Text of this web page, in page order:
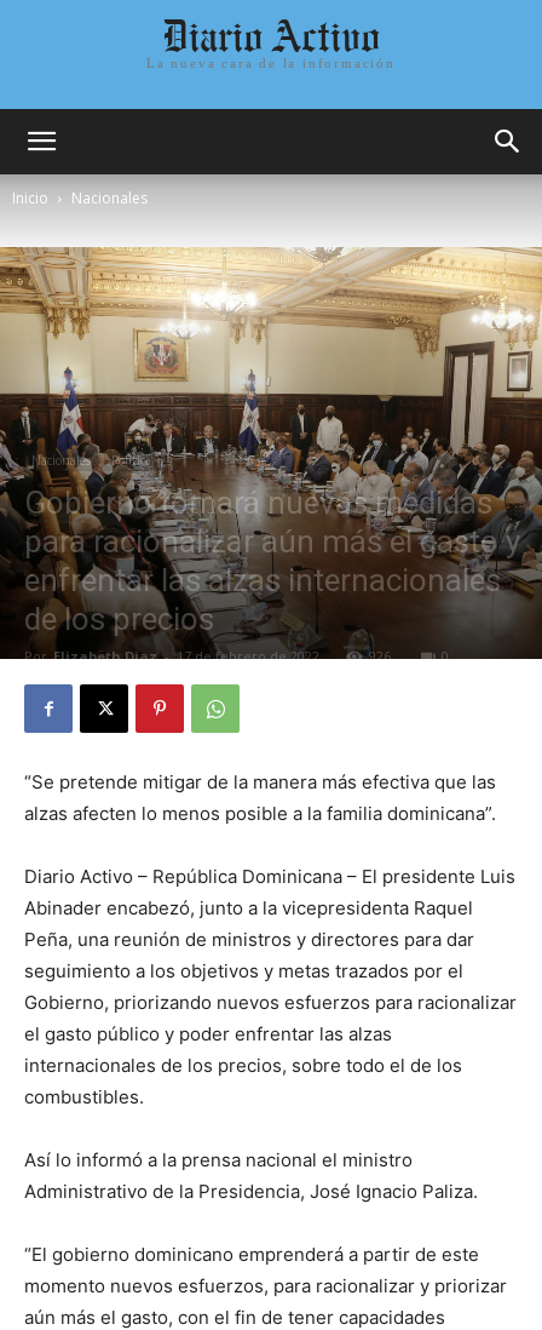
Diario Activo
La nueva cara de la información
Inicio Nacionales
Nacionales Politica
Gobierno tomará nuevas medidas
para racionalizar aún más el gasto y
enfrentar las alzas internacionales
de los precios
Por Elizabeth Diaz - 17 de febrero de 2022 926 0
“Se pretende mitigar de la manera más efectiva que las
alzas afecten lo menos posible a la familia dominicana”.
Diario Activo – República Dominicana – El presidente Luis
Abinader encabezó, junto a la vicepresidenta Raquel
Peña, una reunión de ministros y directores para dar
seguimiento a los objetivos y metas trazados por el
Gobierno, priorizando nuevos esfuerzos para racionalizar
el gasto público y poder enfrentar las alzas
internacionales de los precios, sobre todo el de los
combustibles.
Así lo informó a la prensa nacional el ministro
Administrativo de la Presidencia, José Ignacio Paliza.
“El gobierno dominicano emprenderá a partir de este
momento nuevos esfuerzos, para racionalizar y priorizar
aún más el gasto, con el fin de tener capacidades